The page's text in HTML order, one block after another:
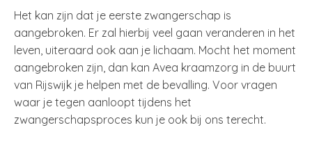
Het kan zijn dat je eerste zwangerschap is
aangebroken. Er zal hierbij veel gaan veranderen in het
leven, uiteraard ook aan je lichaam. Mocht het moment
aangebroken zijn, dan kan Avea kraamzorg in de buurt
van Rijswijk je helpen met de bevalling. Voor vragen
waar je tegen aanloopt tijdens het
zwangerschapsproces kun je ook bij ons terecht.